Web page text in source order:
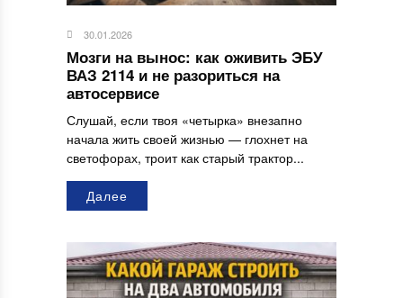
30.01.2026
Мозги на вынос: как оживить ЭБУ
ВАЗ 2114 и не разориться на
автосервисе
Слушай, если твоя «четырка» внезапно
начала жить своей жизнью — глохнет на
светофорах, троит как старый трактор...
Далее